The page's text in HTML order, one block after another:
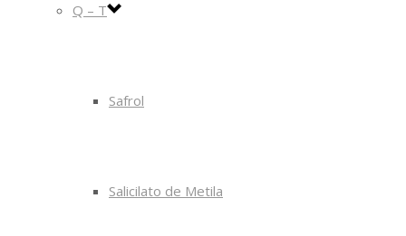
Q – T
Safrol
Salicilato de Metila